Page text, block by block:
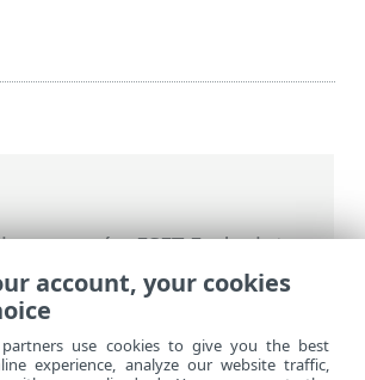
pomoć>ESET Endpoint
podešavanje>
klijenta e-pošte
adresa > Adresari
account, your cookies
use cookies to give you the best
experience, analyze our website traffic,